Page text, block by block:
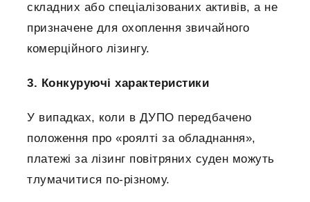
складних або спеціалізованих активів, а не
призначене для охоплення звичайного
комерційного лізингу.
3. Конкуруючі характеристики
У випадках, коли в ДУПО передбачено
положення про «роялті за обладнання»,
платежі за лізинг повітряних суден можуть
тлумачитися по-різному.